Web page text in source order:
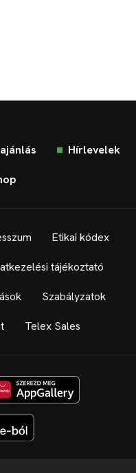
Hírlevelek
Etikai kódex
tájékoztató
Szabályzatok
Telex Sales